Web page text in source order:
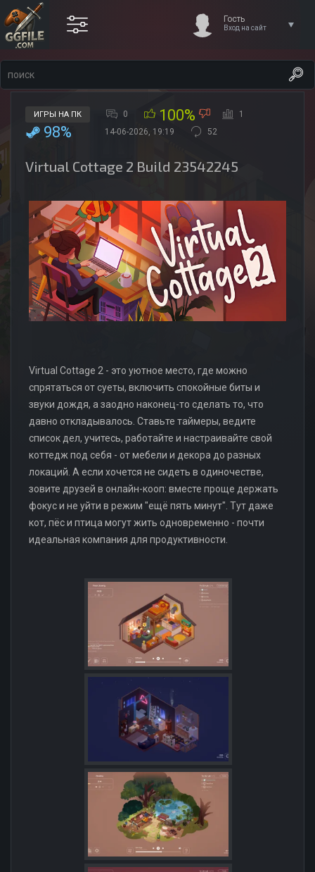
Гость
Вход на сайт
ИГРЫ НА ПК 0 100% 1
98% 14-06-2026, 19:19 52
Virtual Cottage 2 Build 23542245
Virtual Cottage 2 - это уютное место, где можно
спрятаться от суеты, включить спокойные биты и
звуки дождя, а заодно наконец-то сделать то, что
давно откладывалось. Ставьте таймеры, ведите
список дел, учитесь, работайте и настраивайте свой
коттедж под себя - от мебели и декора до разных
локаций. А если хочется не сидеть в одиночестве,
зовите друзей в онлайн-кооп: вместе проще держать
фокус и не уйти в режим "ещё пять минут". Тут даже
кот, пёс и птица могут жить одновременно - почти
идеальная компания для продуктивности.